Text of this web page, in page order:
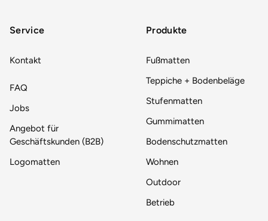
Service
Kontakt
FAQ
Jobs
Angebot für
Geschäftskunden (B2B)
Logomatten
Produkte
Fußmatten
Teppiche + Bodenbeläge
Stufenmatten
Gummimatten
Bodenschutzmatten
Wohnen
Outdoor
Betrieb